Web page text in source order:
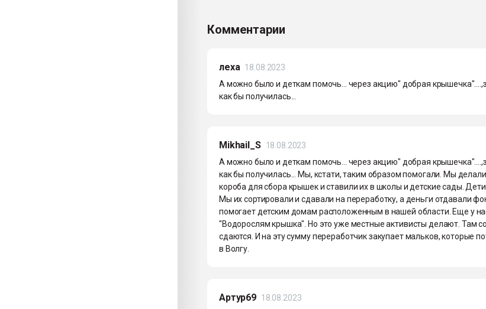
Комментарии
леха 18.08.2023
А можно было и деткам помочь... через акцию" добрая
как бы получилась...
Mikhail_S 18.08.2023
А можно было и деткам помочь... через акцию" добрая
как бы получилась... Мы, кстати, таким образом помогали. Мы
короба для сбора крышек и ставили их в школы и детские сады.
Мы их сортировали и сдавали на переработку, а деньги отдавали
помогает детским домам расположенным в нашей области. Еще у
"Водорослям крышка". Но это уже местные активисты делают. Там
сдаются. И на эту сумму переработчик закупает мальков, которые
в Волгу.
Артур69 18.08.2023